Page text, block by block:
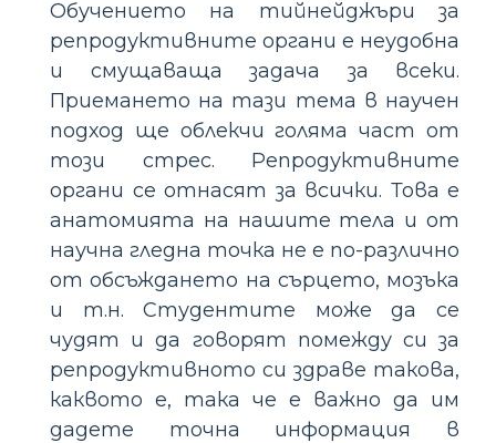
Обучението на тийнейджъри за
репродуктивните органи е неудобна
и смущаваща задача за всеки.
Приемането на тази тема в научен
подход ще облекчи голяма част от
този стрес. Репродуктивните
органи се отнасят за всички. Това е
анатомията на нашите тела и от
научна гледна точка не е по-различно
от обсъждането на сърцето, мозъка
и т.н. Студентите може да се
чудят и да говорят помежду си за
репродуктивното си здраве такова,
каквото е, така че е важно да им
дадете точна информация в